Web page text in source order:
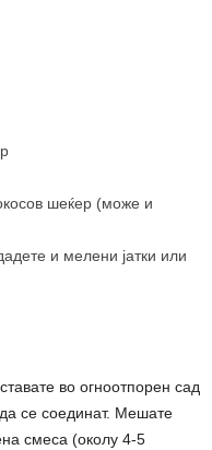
шеќер (може и
и мелени јатки или
во огноотпорен сад
се соединат. Мешате
смеса (околу 4-5